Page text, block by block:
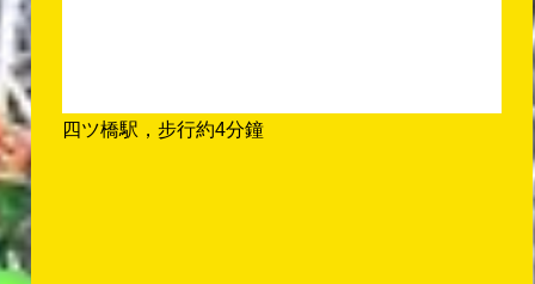
四ツ橋駅，步行約4分鐘